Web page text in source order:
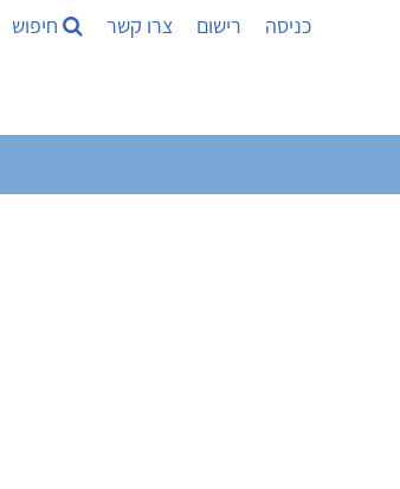
כניסה רישום צרו קשר חיפוש